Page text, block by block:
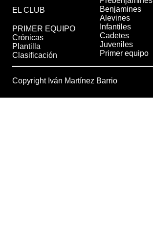
EL CLUB
PRIMER EQUIPO
Crónicas
Plantilla
Clasificación
Benjamines
Alevines
Infantiles
Cadetes
Juveniles
Primer equipo
Copyright Iván Martínez Barrio